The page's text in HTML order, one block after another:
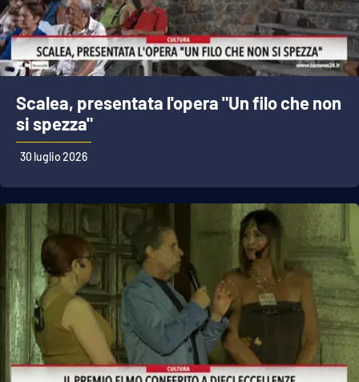
Scalea, presentata l'opera "Un filo che non
si spezza"
30 luglio 2026